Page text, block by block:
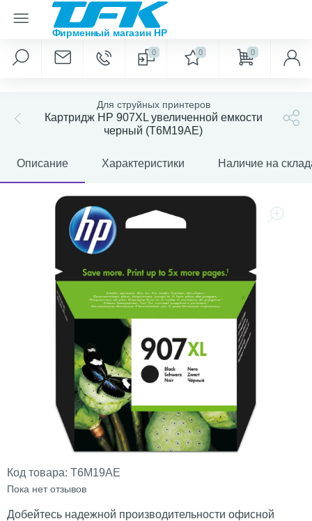
0 0 0
Для струйных принтеров
Картридж HP 907XL увеличенной емкости
черный (T6M19AE)
Описание Характеристики Наличие на
Код товара: T6M19AE
Пока нет отзывов
Добейтесь надежной производительности офисной